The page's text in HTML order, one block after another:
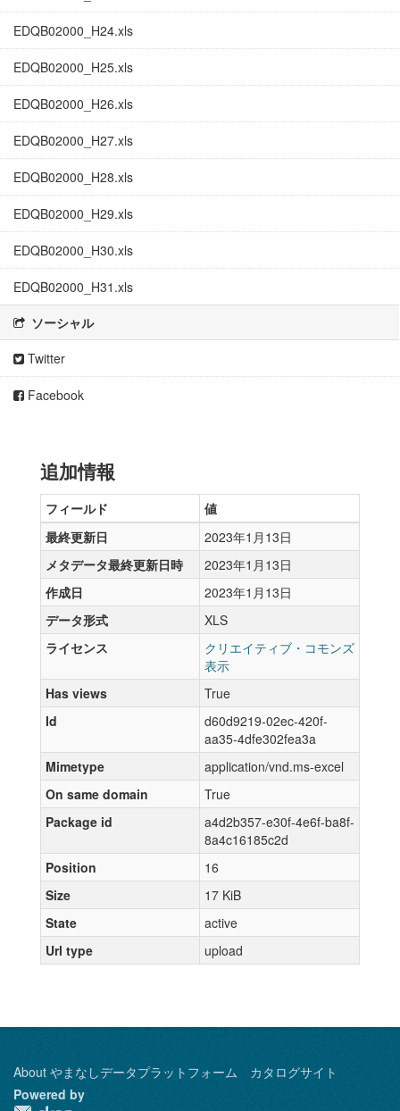
EDQB02000_H24.xls
EDQB02000_H25.xls
EDQB02000_H26.xls
EDQB02000_H27.xls
EDQB02000_H28.xls
EDQB02000_H29.xls
EDQB02000_H30.xls
EDQB02000_H31.xls
ソーシャル
Twitter
Facebook
追加情報
フィールド
値
最終更新日
2023年1月13日
メタデータ最終更新日時
2023年1月13日
作成日
2023年1月13日
データ形式
XLS
ライセンス
クリエイティブ・コモンズ
表示
Has views
True
Id
d60d9219-02ec-420f-
aa35-4dfe302fea3a
Mimetype
application/vnd.ms-excel
On same domain
True
Package id
a4d2b357-e30f-4e6f-ba8f-
8a4c16185c2d
Position
16
Size
17 KiB
State
active
Url type
upload
About やまなしデータプラットフォーム カタログサイト
Powered by